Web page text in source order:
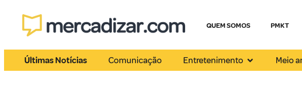
QUEM SOMOS PMKT
Últimas Notícias Comunicação Entretenimento Meio